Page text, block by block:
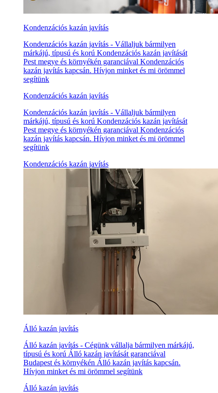
Kondenzációs kazán javítás
Kondenzációs kazán javítás - Vállaljuk bármilyen
márkájú, típusú és korú Kondenzációs kazán javítását
Pest megye és környékén garanciával Kondenzációs
kazán javítás kapcsán. Hívjon minket és mi örömmel
segítünk
Kondenzációs kazán javítás
Kondenzációs kazán javítás - Vállaljuk bármilyen
márkájú, típusú és korú Kondenzációs kazán javítását
Pest megye és környékén garanciával Kondenzációs
kazán javítás kapcsán. Hívjon minket és mi örömmel
segítünk
Kondenzációs kazán javítás
Álló kazán javítás
Álló kazán javítás - Cégünk vállalja bármilyen márkájú,
típusú és korú Álló kazán javítását garanciával
Budapest és környékén Álló kazán javítás kapcsán.
Hívjon minket és mi örömmel segítünk
Álló kazán javítás